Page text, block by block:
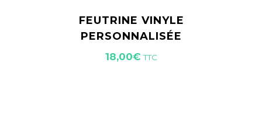
FEUTRINE VINYLE
PERSONNALISÉE
18,00€ TTC